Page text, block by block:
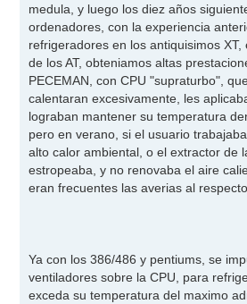
medula, y luego los diez años
ordenadores, con la experiencia
refrigeradores en los antiquisimos
de los AT, obteniamos altas
PECEMAN, con CPU "supraturbo",
calentaran excesivamente, les
lograban mantener su temperatura
pero en verano, si el usuario
alto calor ambiental, o el extractor de
estropeaba, y no renovaba el aire
eran frecuentes las averias al respecto.
Ya con los 386/486 y pentiums, se
ventiladores sobre la CPU, para
exceda su temperatura del maximo